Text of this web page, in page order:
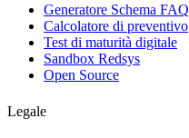
Generatore Schema FAQ
Calcolatore di preventivo
Test di maturità digitale
Sandbox Redsys
Open Source
Legale